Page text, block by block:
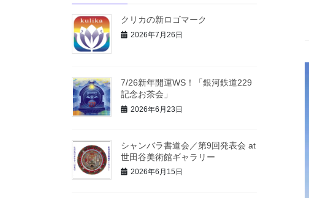
クリカの新ロゴマーク
2026年7月26日
7/26新年開運WS！「銀河鉄道229
記念お茶会」
2026年6月23日
シャンバラ書道会／第9回発表会 at
世田谷美術館ギャラリー
2026年6月15日